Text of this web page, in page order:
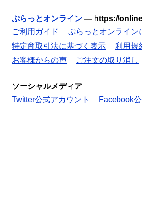
ぷらっとオンライン — https://
ご利用ガイド
ぷらっとオンライン
特定商取引法に基づく表示
利用規
お客様からの声
ご注文の取り消し
ソーシャルメディア
Twitter公式アカウント
Facebook